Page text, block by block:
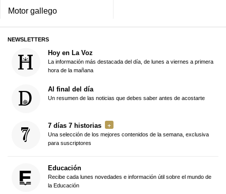
Motor gallego
NEWSLETTERS
Hoy en La Voz
La información más destacada del día, de lunes a viernes a primera
hora de la mañana
Al final del día
Un resumen de las noticias que debes saber antes de acostarte
7 días 7 historias
Una selección de los mejores contenidos de la semana, exclusiva
para suscriptores
Educación
Recibe cada lunes novedades e información útil sobre el mundo de
la Educación